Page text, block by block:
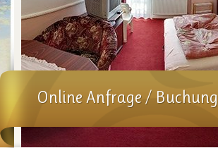
Online Anfrage / Buchung